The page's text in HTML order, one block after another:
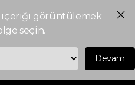
görüntülemek
seçin.
Devam